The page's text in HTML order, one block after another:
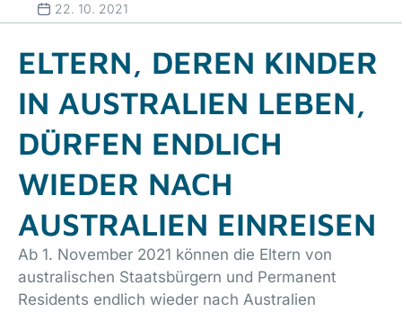
22. 10. 2021
ELTERN, DEREN KINDER
IN AUSTRALIEN LEBEN,
DÜRFEN ENDLICH
WIEDER NACH
AUSTRALIEN EINREISEN
Ab 1. November 2021 können die Eltern von
australischen Staatsbürgern und Permanent
Residents endlich wieder nach Australien